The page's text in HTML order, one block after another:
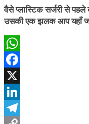
वैसे प्लास्टिक सर्जरी से
उसकी एक झलक आप यहाँ
WhatsApp
Facebook
X
LinkedIn